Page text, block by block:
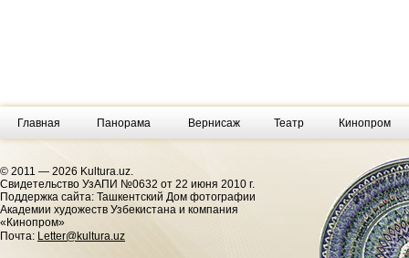
Главная Панорама Вернисаж Театр Кинопром
© 2011 — 2026 Kultura.uz.
Cвидетельство УзАПИ №0632 от 22 июня 2010 г.
Поддержка сайта: Ташкентский Дом фотографии
Академии художеств Узбекистана и компания
«Кинопром»
Почта: Letter@kultura.uz